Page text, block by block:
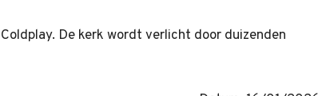
De kerk wordt verlicht door duizenden